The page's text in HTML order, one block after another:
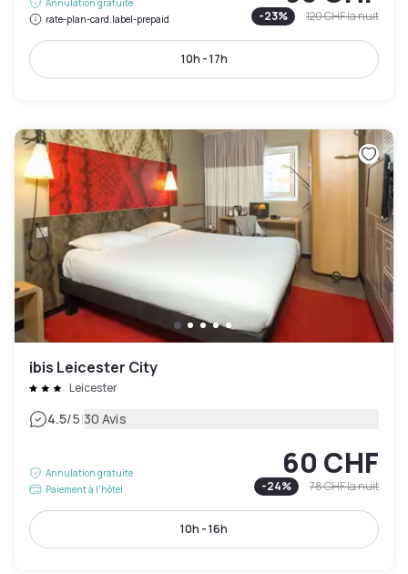
Annulation gratuite
rate-plan-card.label-prepaid
-23% 120 CHFla nuit
10h - 17h
ibis Leicester City
Leicester
4.5/5|30 Avis
Annulation gratuite
Paiement à l'hôtel
60 CHF
-24% 78 CHFla nuit
10h - 16h